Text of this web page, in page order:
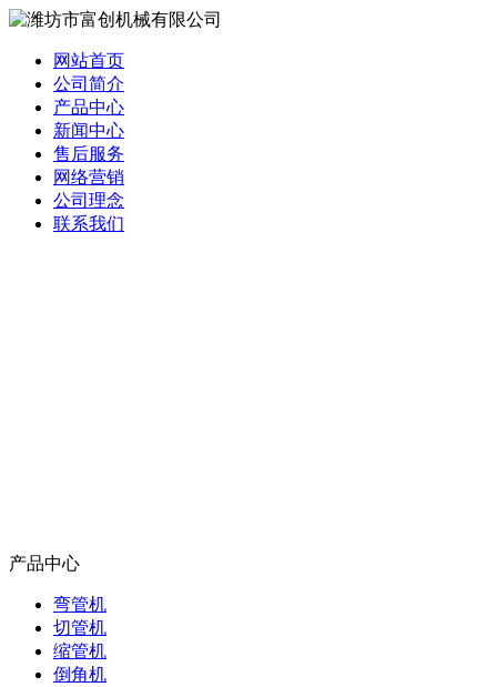
网站首页
公司简介
产品中心
新闻中心
售后服务
网络营销
公司理念
联系我们
产品中心
弯管机
切管机
缩管机
倒角机